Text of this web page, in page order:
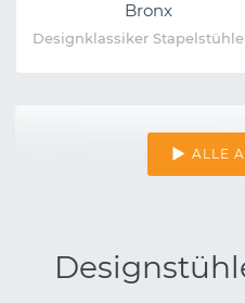
Bronx
Designklassiker Stapelstühle
ALLE